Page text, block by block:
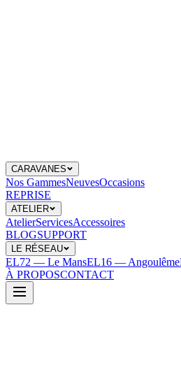
CARAVANES
Nos GammesNeuvesOccasions
REPRISE
ATELIER
AtelierServicesAccessoires
BLOGSUPPORT
LE RÉSEAU
EL72 — Le MansEL16 — Angoulême
À PROPOSCONTACT